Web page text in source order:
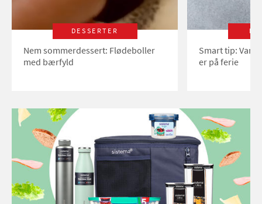
DESSERTER
Nem sommerdessert: Flødeboller
med bærfyld
Smart tip:
er på ferie